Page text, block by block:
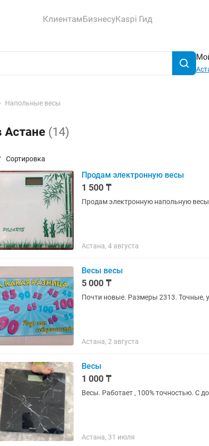
КлиентамБизнесуKaspi Гид
Напольные весы
Астане (14)
Сортировка
Продам электронную весы
1 500 ₸
Продам электронную напольную
Астана, 4 августа
Весы весы
5 000 ₸
Почти новые. Размеры 2313. Точные,
Астана, 2 августа
Весы
1 000 ₸
Весы. Работает , 100% точностью. С
Астана, 31 июля